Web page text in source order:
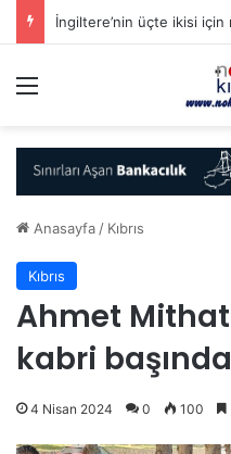
İngiltere’nin üçte ikisi için
Anasayfa / Kıbrıs
Kıbrıs
Ahmet
kabri başında
4 Nisan 2024 0 100